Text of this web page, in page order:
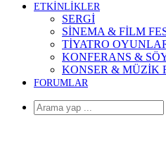
ETKİNLİKLER
SERGİ
SİNEMA & FİLM
TİYATRO
KONFERANS &
KONSER & MÜZİK
FORUMLAR